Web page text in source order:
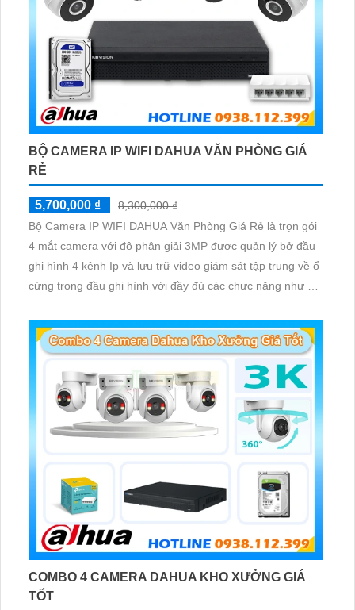
BỘ CAMERA IP WIFI DAHUA VĂN PHÒNG GIÁ
RẺ
5,700,000 ₫
8,300,000 ₫
Bộ Camera IP WIFI DAHUA Văn Phòng Giá Rẻ là trọn gói
4 mắt camera với độ phân giải 3MP được quản lý bở đầu
ghi hình 4 kênh Ip và lưu trữ video giám sát tập trung về ổ
cứng trong đầu ghi hình với đầy đủ các chưc năng như AI
giám sát có màu vào ban đêm
COMBO 4 CAMERA DAHUA KHO XƯỞNG GIÁ
TỐT